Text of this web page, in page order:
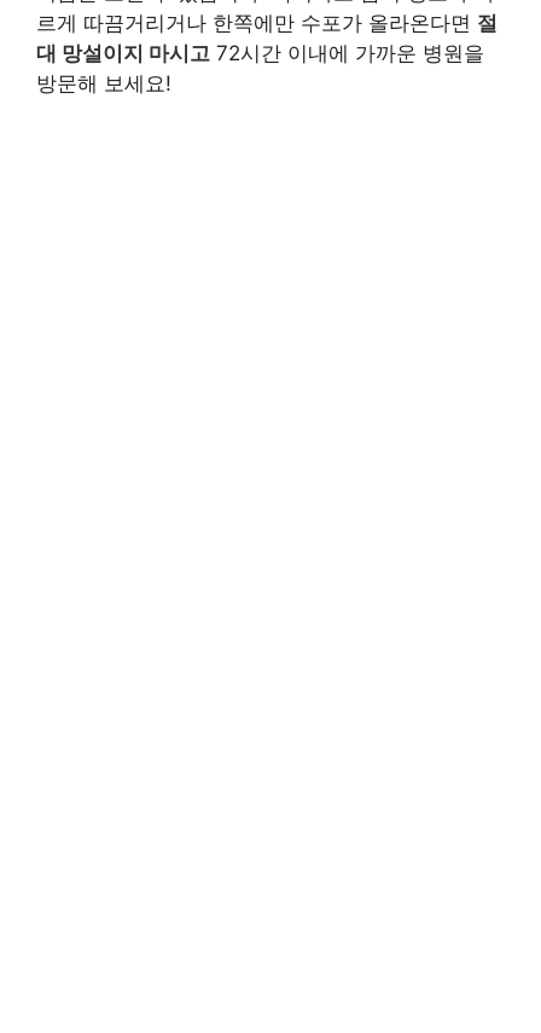
르게 따끔거리거나 한쪽에만 수포가 올라온다면 절
대 망설이지 마시고 72시간 이내에 가까운 병원을
방문해 보세요!